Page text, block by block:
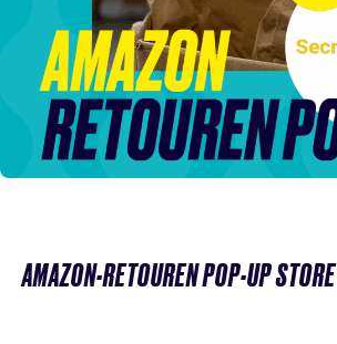
AMAZON-RETOUREN POP-UP STORE